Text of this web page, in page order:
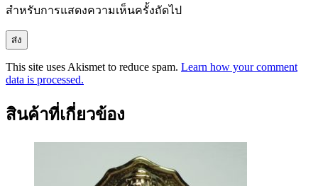
สำหรับการแสดงความเห็นครั้งถัดไป
This site uses Akismet to reduce spam. Learn how your comment
data is processed.
สินค้าที่เกี่ยวข้อง